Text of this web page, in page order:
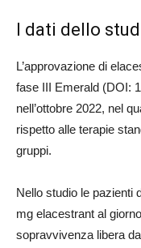
I dati dello
L’approvazione di
fase III Emerald (DOI:
nell’ottobre 2022, nel
rispetto alle terapie
gruppi.
Nello studio le pazienti
mg elacestrant al
sopravvivenza libera